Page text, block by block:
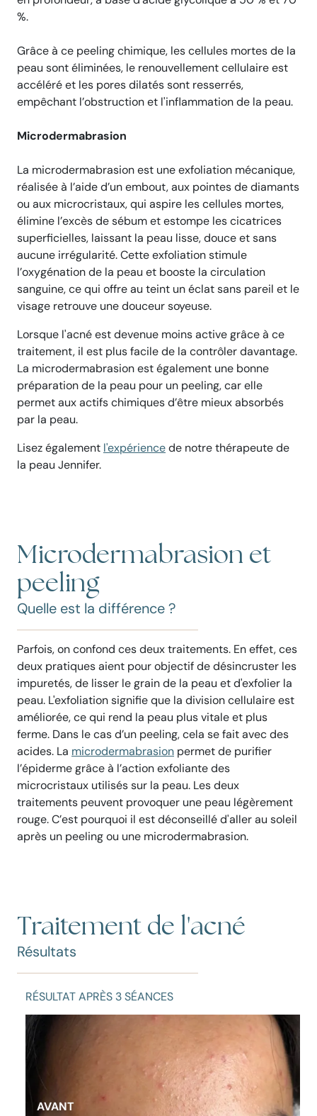
%.
Grâce à ce peeling chimique, les cellules mortes de la
peau sont éliminées, le renouvellement cellulaire est
accéléré et les pores dilatés sont resserrés,
empêchant l’obstruction et l'inflammation de la peau.
Microdermabrasion
La microdermabrasion est une exfoliation mécanique,
réalisée à l’aide d’un embout, aux pointes de diamants
ou aux microcristaux, qui aspire les cellules mortes,
élimine l’excès de sébum et estompe les cicatrices
superficielles, laissant la peau lisse, douce et sans
aucune irrégularité. Cette exfoliation stimule
l’oxygénation de la peau et booste la circulation
sanguine, ce qui offre au teint un éclat sans pareil et le
visage retrouve une douceur soyeuse.
Lorsque l'acné est devenue moins active grâce à ce
traitement, il est plus facile de la contrôler davantage.
La microdermabrasion est également une bonne
préparation de la peau pour un peeling, car elle
permet aux actifs chimiques d’être mieux absorbés
par la peau.
Lisez également l'expériencede notre thérapeute de
la peau Jennifer.
Microdermabrasion et
peeling
Quelle est la différence ?
Parfois, on confond ces deux traitements. En effet, ces
deux pratiques aient pour objectif de désincruster les
impuretés, de lisser le grain de la peau et d'exfolier la
peau. L'exfoliation signifie que la division cellulaire est
améliorée, ce qui rend la peau plus vitale et plus
ferme. Dans le cas d’un peeling, cela se fait avec des
acides. La microdermabrasion permet de purifier
l’épiderme grâce à l’action exfoliante des
microcristaux utilisés sur la peau. Les deux
traitements peuvent provoquer une peau légèrement
rouge. C’est pourquoi il est déconseillé d'aller au soleil
après un peeling ou une microdermabrasion.
Traitement de l'acné
Résultats
RÉSULTAT APRÈS 3 SÉANCES
AVANT